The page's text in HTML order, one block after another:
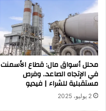
محلل أسواق مال: قطاع الأسمنت
في الإتجاه الصاعد.. وفرص
مستقبلية للشراء | فيديو
2 يوليو، 2025